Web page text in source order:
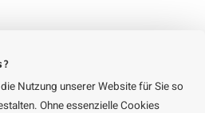
Nutzung unserer Website für Sie so
Ohne essenzielle Cookies